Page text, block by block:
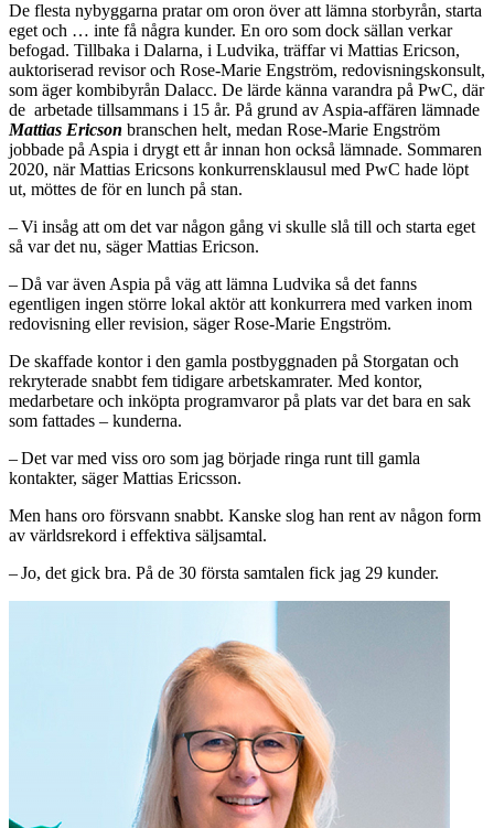
De flesta nybyggarna pratar om oron över att lämna storbyrån, starta
eget och … inte få några kunder. En oro som dock sällan verkar
befogad. Tillbaka i Dalarna, i Ludvika, träffar vi Mattias Ericson,
auktoriserad revisor och Rose-Marie Engström, redovisningskonsult,
som äger kombibyrån Dalacc. De lärde känna varandra på PwC, där
de arbetade tillsammans i 15 år. På grund av Aspia-­affären lämnade
Mattias Ericson branschen helt, medan Rose-Marie Engström
jobbade på Aspia i drygt ett år innan hon också lämnade. Sommaren
2020, när Mattias Ericsons konkurrensklausul med PwC hade löpt
ut, möttes de för en lunch på stan.
– Vi insåg att om det var någon gång vi skulle slå till och starta eget
så var det nu, säger Mattias Ericson.
– Då var även Aspia på väg att lämna Ludvika så det fanns
egentligen ingen större lokal aktör att konkurrera med varken inom
redovisning eller revision, säger Rose-Marie Engström.
De skaffade kontor i den gamla post­byggnaden på Stor­gatan och
rekryt­erade snabbt fem tidigare ar­bets­kamrater. Med kontor,
medarbetare och inköpta programvaror på plats var det bara en sak
som fattades – kunderna.
– Det var med viss oro som jag ­började ringa runt till gamla
kontakter, säger Mattias Ericsson.
Men hans oro försvann snabbt. Kanske slog han rent av någon form
av världsrekord i effektiva säljsamtal.
– Jo, det gick bra. På de 30 första samtalen fick jag 29 kunder.